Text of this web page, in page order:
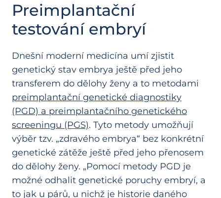
Preimplantační
testování embryí
Dnešní moderní medicína umí zjistit
genetický stav embrya ještě před jeho
transferem do dělohy ženy a to metodami
preimplantační genetické diagnostiky
(PGD) a preimplantačního genetického
screeningu (PGS). Tyto metody umožňují
výběr tzv. „zdravého embrya“ bez konkrétní
genetické zátěže ještě před jeho přenosem
do dělohy ženy. „Pomocí metody PGD je
možné odhalit genetické poruchy embryí, a
to jak u párů, u nichž je historie daného